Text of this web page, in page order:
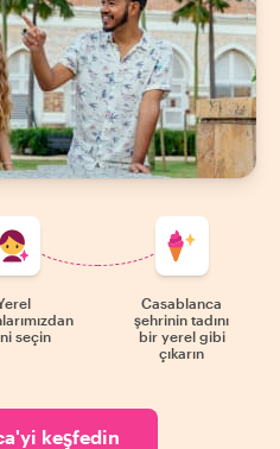
seçin
Casablanca
şehrinin tadını
bir yerel gibi
çıkarın
keşfedin